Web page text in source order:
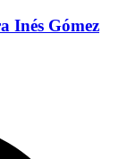
Inés Gómez